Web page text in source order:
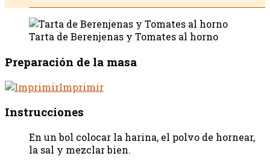
Tarta de Berenjenas y Tomates al horno
Preparación de la masa
Imprimir
Instrucciones
En un bol colocar la harina, el polvo de hornear,
la sal y mezclar bien.